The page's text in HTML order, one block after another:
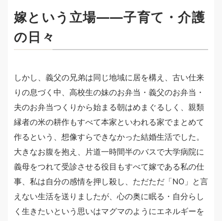
嫁という立場――子育て・介護
の日々
しかし、義父の兄弟は同じ地域に居を構え、古い仕来
りの息づく中、高校生の妹のお弁当・義父のお弁当・
夫のお弁当つくりから始まる朝はめまぐるしく、親類
縁者の米の耕作もすべて本家といわれる家でまとめて
作るという、想像すらできなかった結婚生活でした。
大きなお腹を抱え、片道一時間半のバスで大学病院に
義母をつれて受診させる役目もすべて嫁である私の仕
事、私は自分の感情を押し殺し、ただただ「NO」と言
えない生活を送りましたが、心の奥に眠る・自分らし
く生きたいという思いはマグマのようにエネルギーを